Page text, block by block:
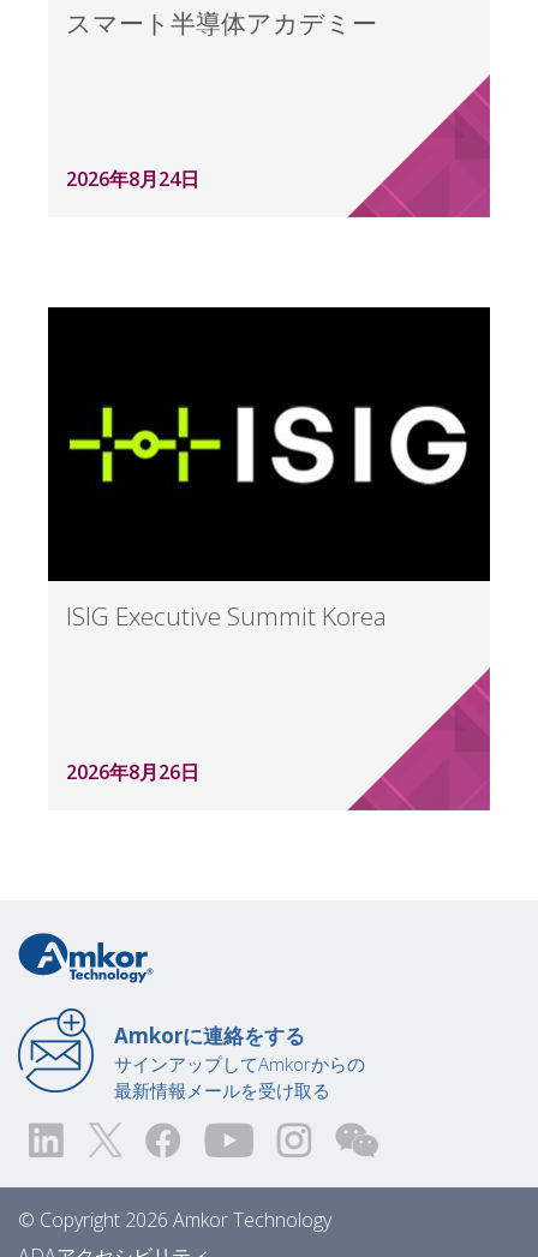
スマート半導体アカデミー
2026年8月24日
ISIG Executive Summit Korea
2026年8月26日
Amkorに連絡をする
サインアップしてAmkorからの
最新情報メールを受け取る
© Copyright 2026 Amkor Technology